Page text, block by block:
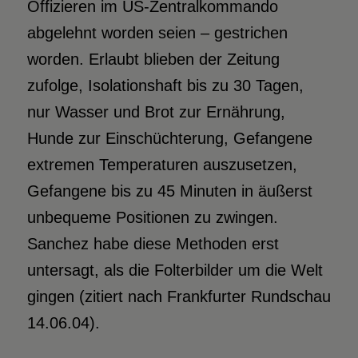
Offizieren im US-Zentralkommando
abgelehnt worden seien – gestrichen
worden. Erlaubt blieben der Zeitung
zufolge, Isolationshaft bis zu 30 Tagen,
nur Wasser und Brot zur Ernährung,
Hunde zur Einschüchterung, Gefangene
extremen Temperaturen auszusetzen,
Gefangene bis zu 45 Minuten in äußerst
unbequeme Positionen zu zwingen.
Sanchez habe diese Methoden erst
untersagt, als die Folterbilder um die Welt
gingen (zitiert nach Frankfurter Rundschau
14.06.04).